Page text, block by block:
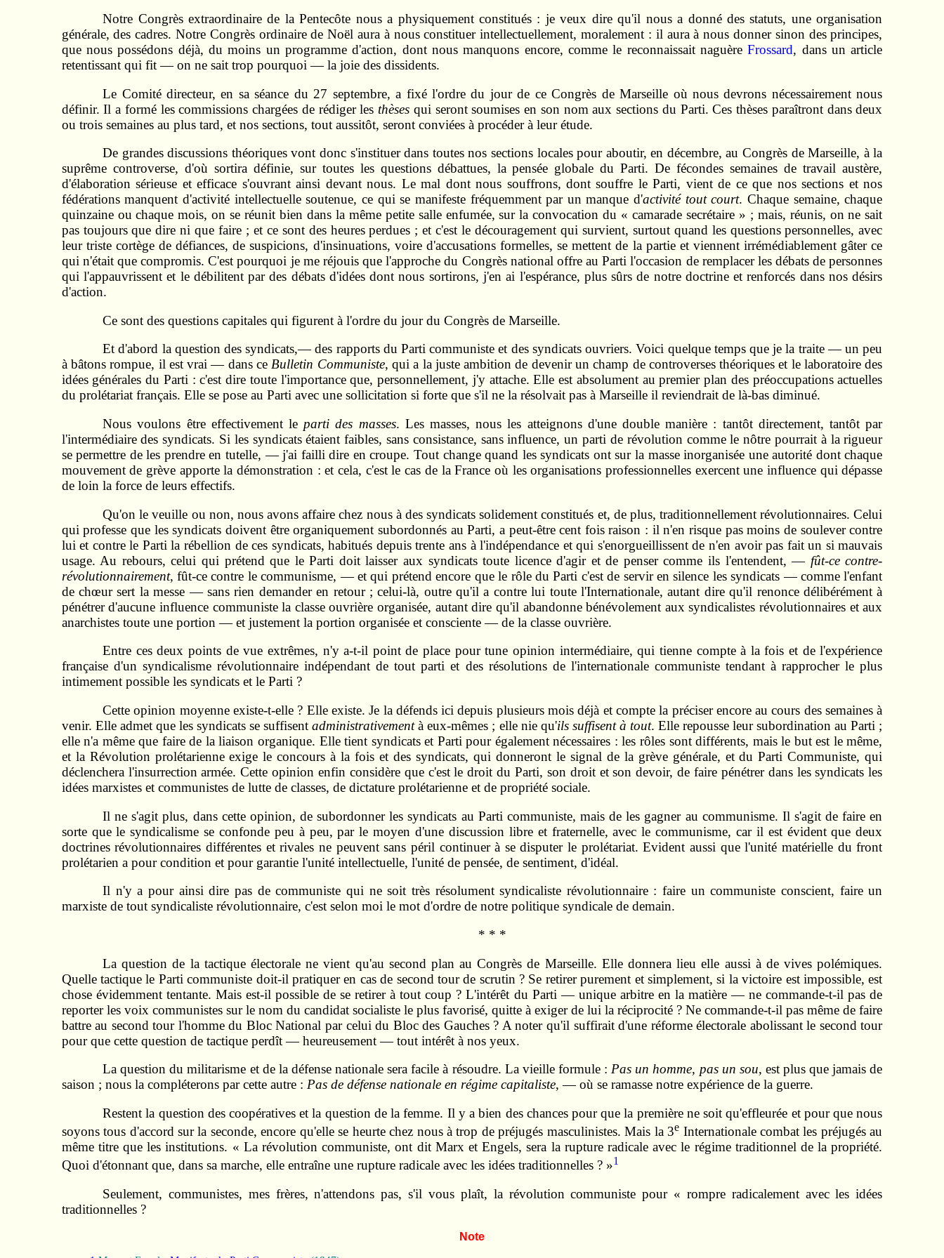
Notre Congrès extraordinaire de la Pentecôte nous a physiquement constitués : je veux dire qu'il nous a donné des statuts, une organisation
générale, des cadres. Notre Congrès ordinaire de Noël aura à nous constituer intellectuellement, moralement : il aura à nous donner sinon des principes,
que nous possédons déjà, du moins un programme d'action, dont nous manquons encore, comme le reconnaissait naguèreFrossard, dans un article
retentissant qui fit — on ne sait trop pourquoi — la joie des dissidents.
Le Comité directeur, en sa séance du 27 septembre, a fixé l'ordre du jour de ce Congrès de Marseille où nous devrons nécessairement nous
définir. Il a formé les commissions chargées de rédiger les thèses qui seront soumises en son nom aux sections du Parti. Ces thèses paraîtront dans deux
ou trois semaines au plus tard, et nos sections, tout aussitôt, seront conviées à procéder à leur étude.
De grandes discussions théoriques vont donc s'instituer dans toutes nos sections locales pour aboutir, en décembre, au Congrès de Marseille, à la
suprême controverse, d'où sortira définie, sur toutes les questions débattues, la pensée globale du Parti. De fécondes semaines de travail austère,
d'élaboration sérieuse et efficace s'ouvrant ainsi devant nous. Le mal dont nous souffrons, dont souffre le Parti, vient de ce que nos sections et nos
fédérations manquent d'activité intellectuelle soutenue, ce qui se manifeste fréquemment par un manque d'activité tout court. Chaque semaine, chaque
quinzaine ou chaque mois, on se réunit bien dans la même petite salle enfumée, sur la convocation du « camarade secrétaire » ; mais, réunis, on ne sait
pas toujours que dire ni que faire ; et ce sont des heures perdues ; et c'est le découragement qui survient, surtout quand les questions personnelles, avec
leur triste cortège de défiances, de suspicions, d'insinuations, voire d'accusations formelles, se mettent de la partie et viennent irrémédiablement gâter ce
qui n'était que compromis. C'est pourquoi je me réjouis que l'approche du Congrès national offre au Parti l'occasion de remplacer les débats de personnes
qui l'appauvrissent et le débilitent par des débats d'idées dont nous sortirons, j'en ai l'espérance, plus sûrs de notre doctrine et renforcés dans nos désirs
d'action.
Ce sont des questions capitales qui figurent à l'ordre du jour du Congrès de Marseille.
Et d'abord la question des syndicats,— des rapports du Parti communiste et des syndicats ouvriers. Voici quelque temps que je la traite — un peu
à bâtons rompue, il est vrai — dans ceBulletin Communiste, qui a la juste ambition de devenir un champ de controverses théoriques et le laboratoire des
idées générales du Parti : c'est dire toute l'importance que, personnellement, j'y attache. Elle est absolument au premier plan des préoccupations actuelles
du prolétariat français. Elle se pose au Parti avec une sollicitation si forte que s'il ne la résolvait pas à Marseille il reviendrait de là-bas diminué.
Nous voulons être effectivement le parti des masses. Les masses, nous les atteignons d'une double manière : tantôt directement, tantôt par
l'intermédiaire des syndicats. Si les syndicats étaient faibles, sans consistance, sans influence, un parti de révolution comme le nôtre pourrait à la rigueur
se permettre de les prendre en tutelle, — j'ai failli dire en croupe. Tout change quand les syndicats ont sur la masse inorganisée une autorité dont chaque
mouvement de grève apporte la démonstration : et cela, c'est le cas de la France où les organisations professionnelles exercent une influence qui dépasse
de loin la force de leurs effectifs.
Qu'on le veuille ou non, nous avons affaire chez nous à des syndicats solidement constitués et, de plus, traditionnellement révolutionnaires. Celui
qui professe que les syndicats doivent être organiquement subordonnés au Parti, a peut-être cent fois raison : il n'en risque pas moins de soulever contre
lui et contre le Parti la rébellion de ces syndicats, habitués depuis trente ans à l'indépendance et qui s'enorgueillissent de n'en avoir pas fait un si mauvais
usage. Au rebours, celui qui prétend que le Parti doit laisser aux syndicats toute licence d'agir et de penser comme ils l'entendent, — fût-ce contre-
révolutionnairement, fût-ce contre le communisme, — et qui prétend encore que le rôle du Parti c'est de servir en silence les syndicats — comme l'enfant
de chœur sert la messe — sans rien demander en retour ; celui-là, outre qu'il a contre lui toute l'Internationale, autant dire qu'il renonce délibérément à
pénétrer d'aucune influence communiste la classe ouvrière organisée, autant dire qu'il abandonne bénévolement aux syndicalistes révolutionnaires et aux
anarchistes toute une portion — et justement la portion organisée et consciente — de la classe ouvrière.
Entre ces deux points de vue extrêmes, n'y a-t-il point de place pour tune opinion intermédiaire, qui tienne compte à la fois et de l'expérience
française d'un syndicalisme révolutionnaire indépendant de tout parti et des résolutions de l'internationale communiste tendant à rapprocher le plus
intimement possible les syndicats et le Parti ?
Cette opinion moyenne existe-t-elle ? Elle existe. Je la défends ici depuis plusieurs mois déjà et compte la préciser encore au cours des semaines à
venir. Elle admet que les syndicats se suffisentadministrativementà eux-mêmes ; elle nie qu'ils suffisent à tout. Elle repousse leur subordination au Parti ;
elle n'a même que faire de la liaison organique. Elle tient syndicats et Parti pour également nécessaires : les rôles sont différents, mais le but est le même,
et la Révolution prolétarienne exige le concours à la fois et des syndicats, qui donneront le signal de la grève générale, et du Parti Communiste, qui
déclenchera l'insurrection armée. Cette opinion enfin considère que c'est le droit du Parti, son droit et son devoir, de faire pénétrer dans les syndicats les
idées marxistes et communistes de lutte de classes, de dictature prolétarienne et de propriété sociale.
Il ne s'agit plus, dans cette opinion, de subordonner les syndicats au Parti communiste, mais de les gagner au communisme. Il s'agit de faire en
sorte que le syndicalisme se confonde peu à peu, par le moyen d'une discussion libre et fraternelle, avec le communisme, car il est évident que deux
doctrines révolutionnaires différentes et rivales ne peuvent sans péril continuer à se disputer le prolétariat. Evident aussi que l'unité matérielle du front
prolétarien a pour condition et pour garantie l'unité intellectuelle, l'unité de pensée, de sentiment, d'idéal.
Il n'y a pour ainsi dire pas de communiste qui ne soit très résolument syndicaliste révolutionnaire : faire un communiste conscient, faire un
marxiste de tout syndicaliste révolutionnaire, c'est selon moi le mot d'ordre de notre politique syndicale de demain.
* * *
La question de la tactique électorale ne vient qu'au second plan au Congrès de Marseille. Elle donnera lieu elle aussi à de vives polémiques.
Quelle tactique le Parti communiste doit-il pratiquer en cas de second tour de scrutin ? Se retirer purement et simplement, si la victoire est impossible, est
chose évidemment tentante. Mais est-il possible de se retirer à tout coup ? L'intérêt du Parti — unique arbitre en la matière — ne commande-t-il pas de
reporter les voix communistes sur le nom du candidat socialiste le plus favorisé, quitte à exiger de lui la réciprocité ? Ne commande-t-il pas même de faire
battre au second tour l'homme du Bloc National par celui du Bloc des Gauches ? A noter qu'il suffirait d'une réforme électorale abolissant le second tour
pour que cette question de tactique perdît — heureusement — tout intérêt à nos yeux.
La question du militarisme et de la défense nationale sera facile à résoudre. La vieille formule :Pas un homme, pas un sou, est plus que jamais de
saison ; nous la compléterons par cette autre : Pas de défense nationale en régime capitaliste, — où se ramasse notre expérience de la guerre.
Restent la question des coopératives et la question de la femme. Il y a bien des chances pour que la première ne soit qu'effleurée et pour que nous
soyons tous d'accord sur la seconde, encore qu'elle se heurte chez nous à trop de préjugés masculinistes. Mais la 3e Internationale combat les préjugés au
même titre que les institutions. « La révolution communiste, ont dit Marx et Engels, sera la rupture radicale avec le régime traditionnel de la propriété.
Quoi d'étonnant que, dans sa marche, elle entraîne une rupture radicale avec les idées traditionnelles ? »1
Seulement, communistes, mes frères, n'attendons pas, s'il vous plaît, la révolution communiste pour « rompre radicalement avec les idées
traditionnelles ?
Note